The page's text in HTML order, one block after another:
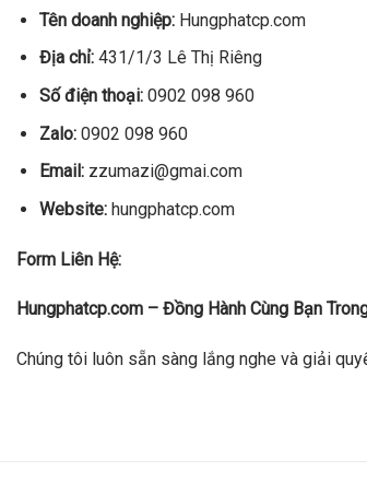
Tên doanh nghiệp:Hungphatcp.com
Địa chỉ:431/1/3 Lê Thị Riêng
Số điện thoại:0902 098 960
Zalo:0902 098 960
Email: zzumazi@gmai.com
Website:hungphatcp.com
Form Liên Hệ:
Hungphatcp.com – Đồng Hành Cùng Bạn
Chúng tôi luôn sẵn sàng lắng nghe và giải